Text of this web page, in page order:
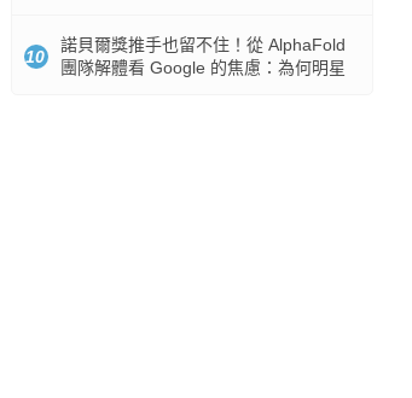
10
諾貝爾獎推手也留不住！從 AlphaFold
團隊解體看 Google 的焦慮：為何明星